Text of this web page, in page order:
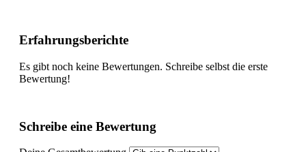
Erfahrungsberichte
Es gibt noch keine Bewertungen. Schreibe selbst die erste
Bewertung!
Schreibe eine Bewertung